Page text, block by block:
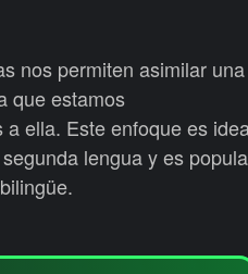
nos permiten asimilar una
que estamos
ella. Este enfoque es
lengua y es